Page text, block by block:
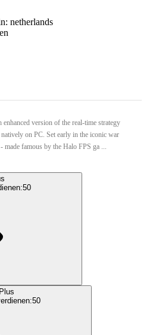
netherlands
version of the real-time strategy
on PC. Set early in the iconic war
made famous by the Halo FPS ga ...
50
50